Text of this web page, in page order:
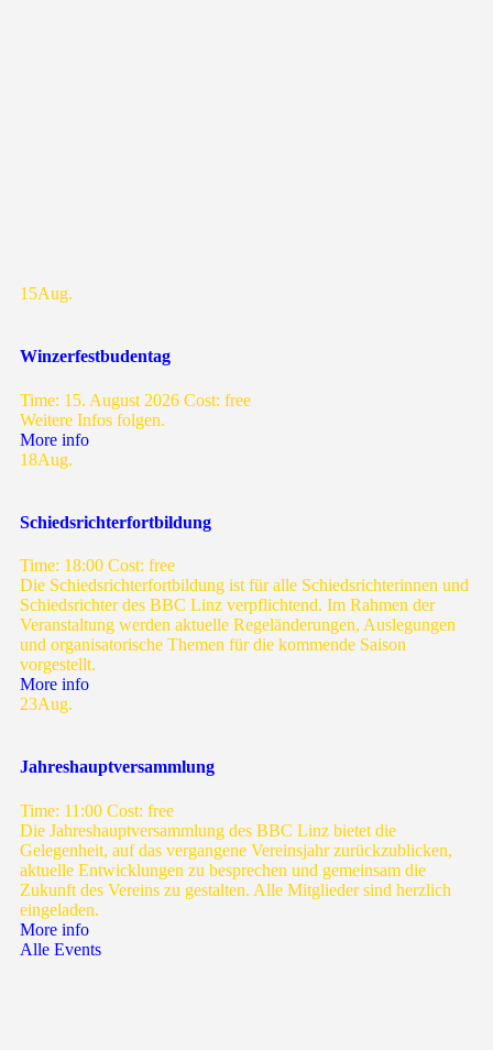
15Aug.
Winzerfestbudentag
Time: 15. August 2026 Cost: free
Weitere Infos folgen.
More info
18Aug.
Schiedsrichterfortbildung
Time: 18:00 Cost: free
Die Schiedsrichterfortbildung ist für alle Schiedsrichterinnen und
Schiedsrichter des BBC Linz verpflichtend. Im Rahmen der
Veranstaltung werden aktuelle Regeländerungen, Auslegungen
und organisatorische Themen für die kommende Saison
vorgestellt.
More info
23Aug.
Jahreshauptversammlung
Time: 11:00 Cost: free
Die Jahreshauptversammlung des BBC Linz bietet die
Gelegenheit, auf das vergangene Vereinsjahr zurückzublicken,
aktuelle Entwicklungen zu besprechen und gemeinsam die
Zukunft des Vereins zu gestalten. Alle Mitglieder sind herzlich
eingeladen.
More info
Alle Events